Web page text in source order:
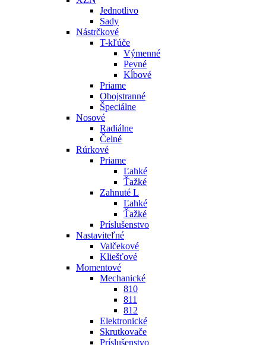
Jednotlivo
Sady
Nástrčkové
T-kľúče
Výmenné
Pevné
Kĺbové
Priame
Obojstranné
Špeciálne
Nosové
Radiálne
Čelné
Rúrkové
Priame
Ľahké
Ťažké
Zahnuté L
Ľahké
Ťažké
Príslušenstvo
Nastaviteľné
Valčekové
Kliešťové
Momentové
Mechanické
810
811
812
Elektronické
Skrutkovače
Príslušenstvo